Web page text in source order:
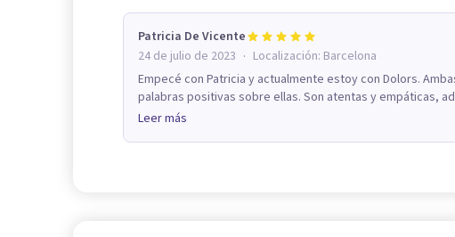
Patricia De Vicente
24 de julio de 2023 · Localización: Barcelona
Empecé con Patricia y actualmente estoy con Dolors.
palabras positivas sobre ellas. Son atentas y empáticas,
Leer más